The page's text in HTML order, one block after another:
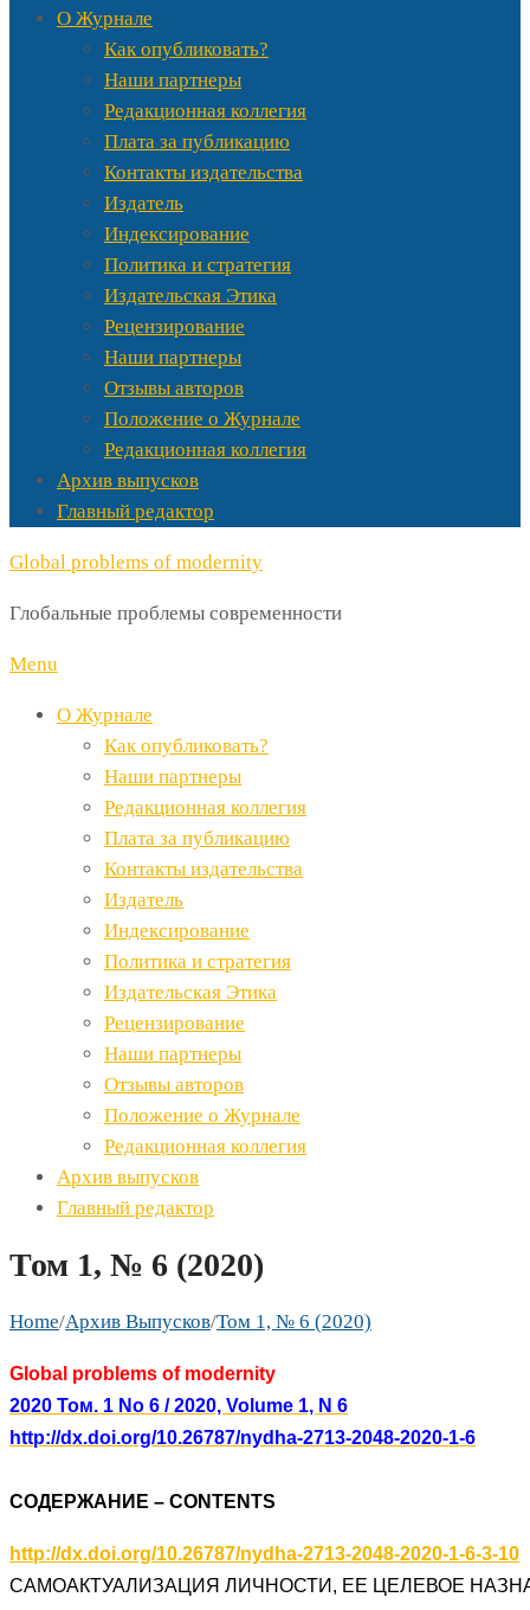
О Журнале
Как опубликовать?
Наши партнеры
Редакционная коллегия
Плата за публикацию
Контакты издательства
Издатель
Индексирование
Политика и стратегия
Издательская Этика
Рецензирование
Наши партнеры
Отзывы авторов
Положение о Журнале
Редакционная коллегия
Архив выпусков
Главный редактор
Global problems of modernity
Глобальные проблемы современности
Menu
О Журнале
Как опубликовать?
Наши партнеры
Редакционная коллегия
Плата за публикацию
Контакты издательства
Издатель
Индексирование
Политика и стратегия
Издательская Этика
Рецензирование
Наши партнеры
Отзывы авторов
Положение о Журнале
Редакционная коллегия
Архив выпусков
Главный редактор
Том 1, № 6 (2020)
Home/Архив Выпусков/Том 1, № 6 (2020)
Global problems of modernity
2020 Том. 1 No 6 / 2020, Volume 1, N 6
http://dx.doi.org/10.26787/nydha-2713-2048-2020-1-6
СОДЕРЖАНИЕ – CONTENTS
http://dx.doi.org/10.26787/nydha-2713-2048-2020-1-6-3-10
САМОАКТУАЛИЗАЦИЯ ЛИЧНОСТИ, ЕЕ ЦЕЛЕВОЕ